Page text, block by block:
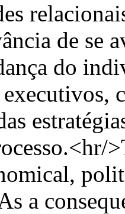
de se
do
a